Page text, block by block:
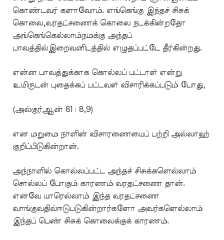
கொண்டவர் களாவோம். எங்கெங்கு இந்தச் சிசுக்
கொலை,வரதட்சணைக் கொலை நடக்கின்றதோ
அங்கெங்கெல்லாம்நமக்கு அந்தப்
பாவத்தில்இறைவனிடத்தில் எழுதப்பட்டே தீர்கின்றது.
என்ன பாவத்துக்காக கொல்லப் பட்டாள் என்று
உயிருடன் புதைக்கப் பட்டவள் விசாரிக்கப்படும் போது,
(அல்குர்ஆன் 81 : 8,9)
என மறுமை நாளின் விசாரணையைப் பற்றி அல்லாஹ்
குறிப்பிடுகின்றான்.
அந்நாளில் கொல்லப்பட்ட அந்தச் சிசுக்களெல்லாம்
சொல்லப் போகும் காரணம் வரதட்சணை தான்.
எனவே யாரெல்லாம் இந்த வரதட்சணை
வாங்குவதில்ஈடுபடுகின்றார்களோ அவர்களெல்லாம்
இந்தப் பெண் சிசுக் கொலைக்குக் காரணம்.